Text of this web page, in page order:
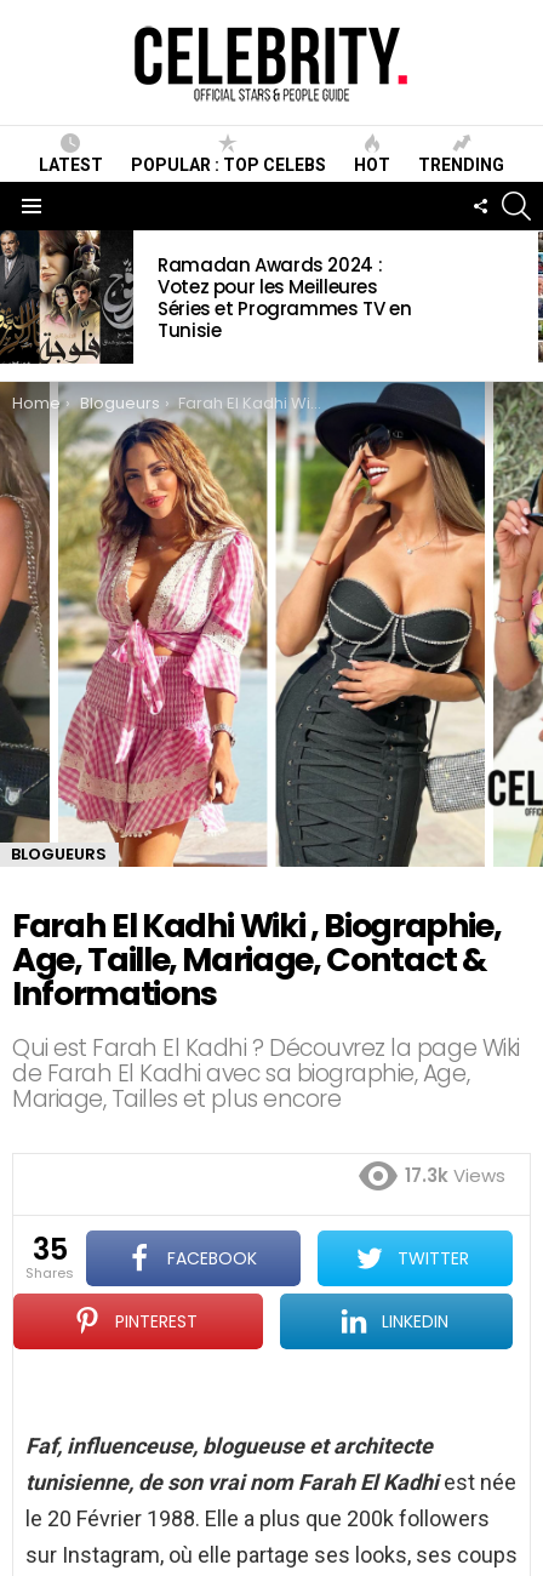
LATEST POPULAR : TOP CELEBS HOT TRENDING
LATEST
STORIES
Ramadan Awards 2024 :
Votez pour les Meilleures
Séries et Programmes TV en
Tunisie
You are here:
Home Blogueurs Farah El Kadhi Wiki , Biographie, Age, Taille, Mariage, Contact & Informations
BLOGUEURS
Farah El Kadhi Wiki , Biographie,
Age, Taille, Mariage, Contact &
Informations
Qui est Farah El Kadhi ? Découvrez la page Wiki
de Farah El Kadhi avec sa biographie, Age,
Mariage, Tailles et plus encore
17.3kViews
35
shares
FACEBOOK TWITTER
PINTEREST LINKEDIN
Faf, influenceuse, blogueuse et architecte
tunisienne, de son vrai nom Farah El Kadhiest née
le 20 Février 1988. Elle a plus que 200k followers
sur Instagram, où elle partage ses looks, ses coups